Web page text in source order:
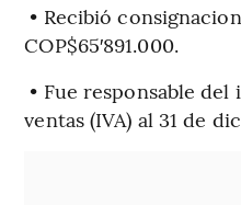
• Recibió
COP$65′891.000.
• Fue responsable
ventas (IVA) al 31 de